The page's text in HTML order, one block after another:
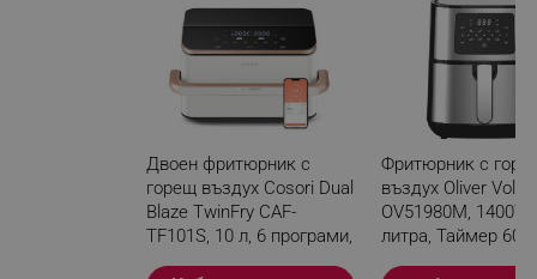
360° циркулация на топлина
Благодарение на 4-те нагревателни елемента и
смарт сензори, Dual Blaze TwinFry готви равномерно
от всички страни вместо вас.
Двоен фритюрник с
горещ въздух Cosori Dual
Blaze TwinFry CAF-
TF101S, 10 л, 6 програми,
Фритюрник с
въздух Oliver Voltz
OV51980M, 1400W,
литра, Таймер 60